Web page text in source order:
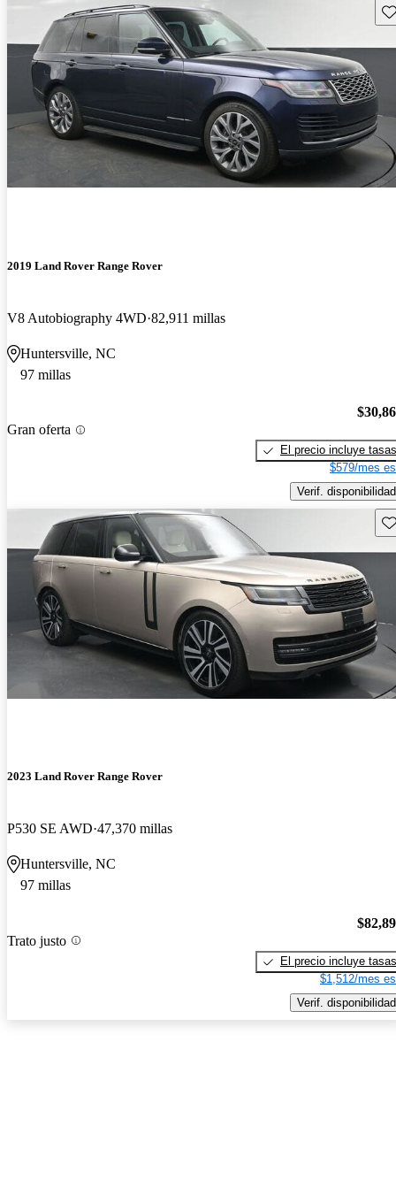
2019 Land Rover Range Rover
V8 Autobiography 4WD 82,911 millas
Huntersville, NC
97 millas
Gran oferta
El precio incluye tasas
$579/mes
Verif. disponibilidad
2023 Land Rover Range Rover
P530 SE AWD 47,370 millas
Huntersville, NC
97 millas
Trato justo
El precio incluye tasas
$1,512/mes
Verif. disponibilidad